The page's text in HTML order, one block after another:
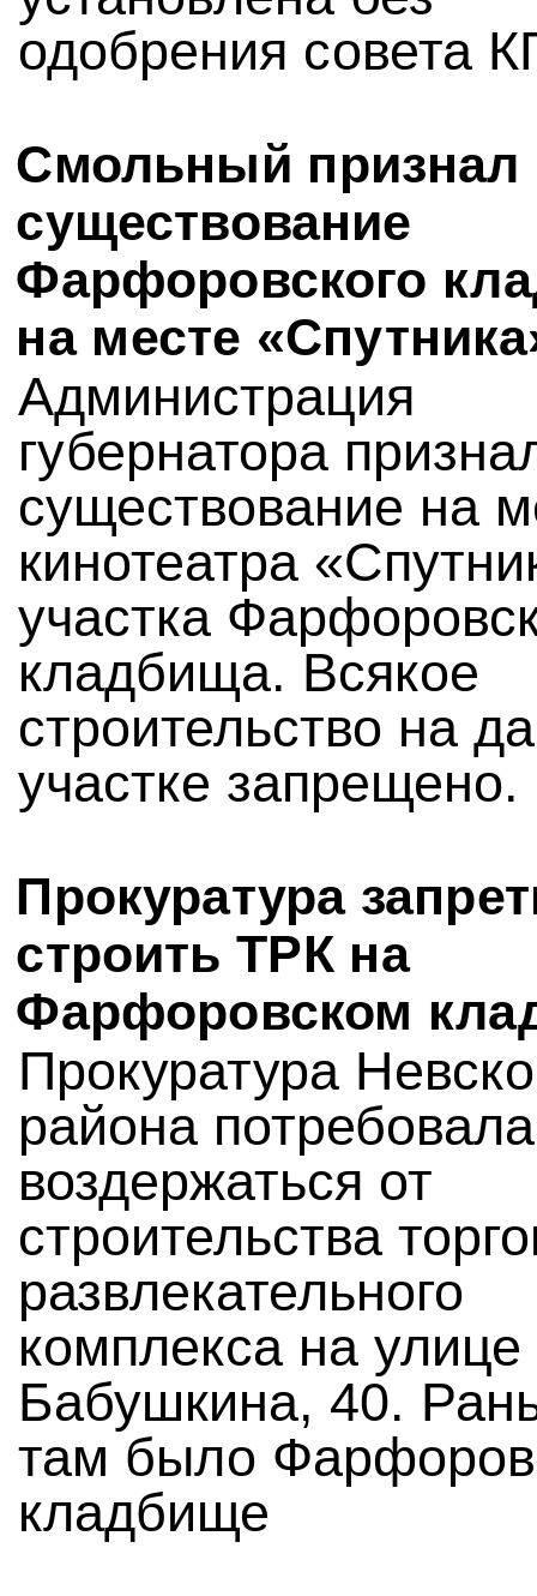
одобрения совета
Смольный признал
существование
Фарфоровского
на месте
Администрация
губернатора
существование на
кинотеатра
участка
кладбища. Всякое
строительство на
участке запрещено.
Прокуратура
строить ТРК на
Фарфоровском
Прокуратура
района потребовала
воздержаться от
строительства
развлекательного
комплекса на улице
Бабушкина, 40.
там было
кладбище